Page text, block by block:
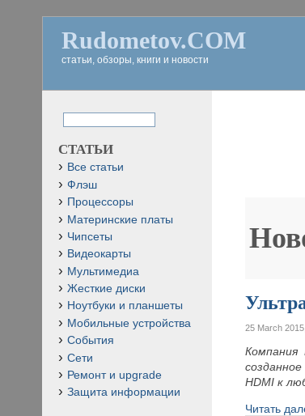
Rudometov.COM
статьи, обзоры, книги и новости
25 March
Компания
HDMI к
Читать
СТАТЬИ
Все статьи
Флэш
Процессоры
Материнские платы
Чипсеты
Видеокарты
Мультимедиа
Жесткие диски
Ноутбуки и планшеты
Мобильные устройства
События
Сети
Ремонт и upgrade
Защита информации